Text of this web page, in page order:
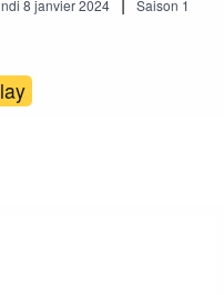
8 janvier 2024 Saison 1